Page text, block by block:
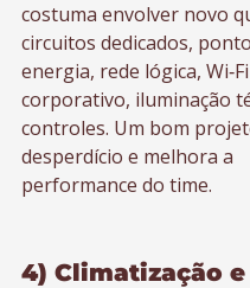
costuma envolver novo
circuitos dedicados,
energia, rede lógica, Wi‑Fi
corporativo, iluminação
controles. Um bom
desperdício e melhora a
performance do time.
4) Climatização e